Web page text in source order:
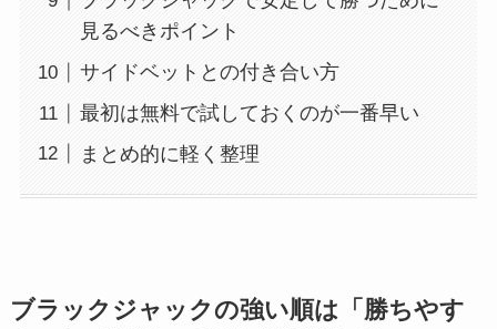
見るべきポイント
サイドベットとの付き合い方
最初は無料で試しておくのが一番早い
まとめ的に軽く整理
ブラックジャックの強い順は「勝ちやす